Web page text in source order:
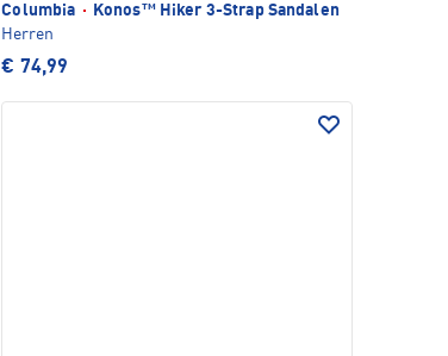
Columbia ·
Konos™ Hiker 3-Strap Sandalen
Herren
€ 74,99